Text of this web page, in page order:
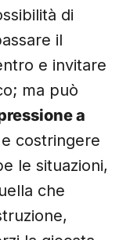
di
il
e invitare
ma può
a
costringere
le situazioni,
che